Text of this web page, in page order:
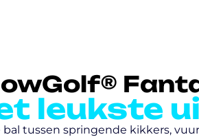
leukste
bal tussen springende kikkers,